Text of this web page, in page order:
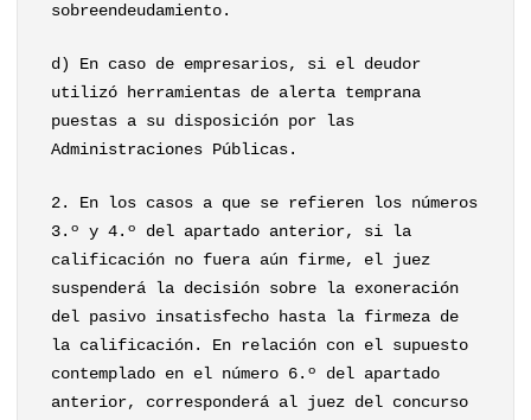
sobreendeudamiento.
d) En caso de empresarios, si el deudor
utilizó herramientas de alerta temprana
puestas a su disposición por las
Administraciones Públicas.
2. En los casos a que se refieren los números
3.º y 4.º del apartado anterior, si la
calificación no fuera aún firme, el juez
suspenderá la decisión sobre la exoneración
del pasivo insatisfecho hasta la firmeza de
la calificación. En relación con el supuesto
contemplado en el número 6.º del apartado
anterior, corresponderá al juez del concurso